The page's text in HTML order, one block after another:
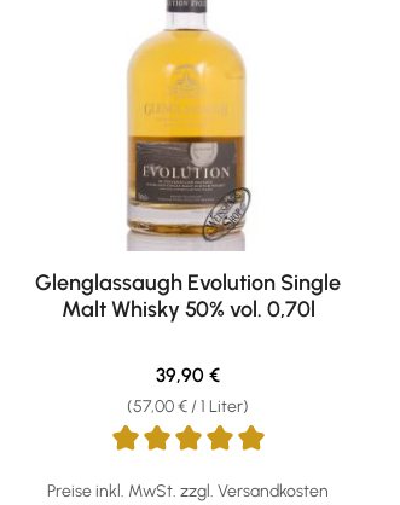
Glenglassaugh Evolution Single
Malt Whisky 50% vol. 0,70l
Preise inkl. MwSt. zzgl. Versandkosten
(57,00 € / 1 Liter)
Regulärer Preis:
39,90 €